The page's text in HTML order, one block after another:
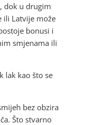
dok u drugim
ili Latvije može
bonusi i
smjenama ili
lak kao što se
bez obzira
Što stvarno